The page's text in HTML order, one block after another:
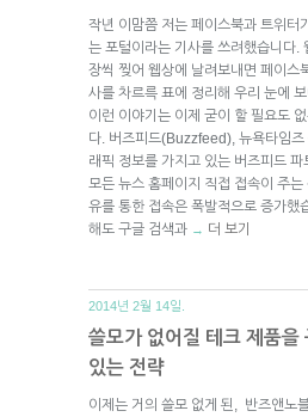
작년 이맘쯤 저는 페이스북과 트위터
는 포털이라는 기사를 쓰려했습니다.
장씩 찢어 웹상에 날려보내면 페이스
사를 차르륵 표에 정리해 우리 눈에
이런 이야기는 이제 굳이 할 필요도
다. 버즈피드(Buzzfeed), 뉴욕타임즈
래픽 정보를 가지고 있는 버즈피드
모든 뉴스 홈페이지 직접 접속이 주
유를 통한 접속은 폭발적으로 증가했
해도 구글 검색과 → 더 보기
2014년 2월 14일.
쓸모가 없어질 테크 제품을
있는 전략
이제는 거의 쓸모 없게 된, 반즈앤